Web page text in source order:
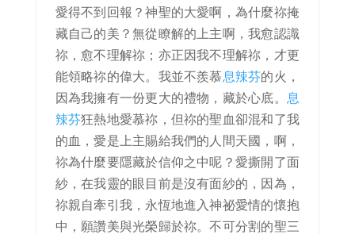
愛得不到回報？神聖的大愛啊，為什麼祢掩
藏自己的美？無從瞭解的上主啊，我愈認識
祢，愈不理解祢；亦正因我不理解祢，才更
能領略祢的偉大。我並不羨慕息辣芬的火，
因為我擁有一份更大的禮物，藏於心底。 息
辣芬狂熱地愛慕祢，但祢的聖血卻混和了我
的血，愛是上主賜給我們的人間天國，啊，
祢為什麼要隱藏於信仰之中呢？愛撕開了面
紗，在我靈的眼目前是沒有面紗的，因為，
祢親自牽引我，永恆地進入神祕愛情的懷抱
中，願讚美與光榮歸於祢。不可分割的聖三